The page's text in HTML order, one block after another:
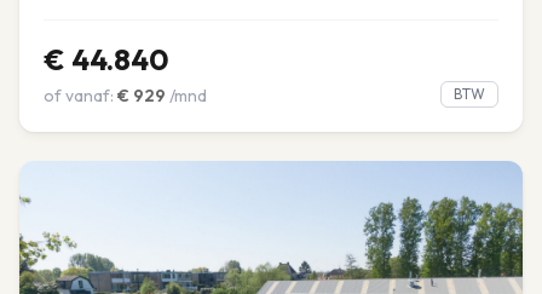
€ 44.840
of vanaf: € 929 /mnd BTW